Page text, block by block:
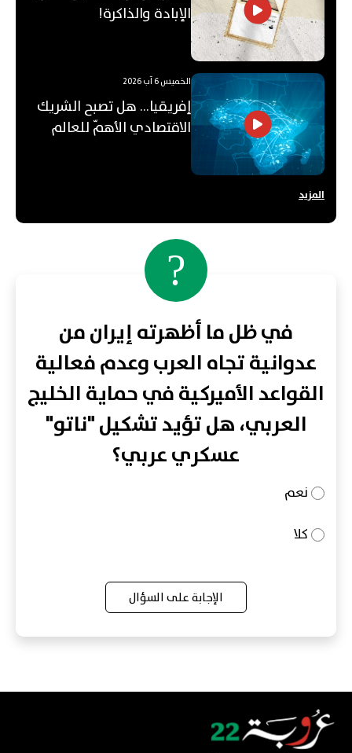
الإبادة والذاكرة!
الخميس 6 آب 2026
إفريقيا... هل تصبح الشريك
الاقتصادي الأهمّ للعالم
المزيد
?
في ظل ما أظهرته إيران من
عدوانية تجاه العرب وعدم فعالية
القواعد الأميركية في حماية الخليج
العربي، هل تؤيد تشكيل "ناتو"
عسكري عربي؟
نعم
كلا
الإجابة على السؤال